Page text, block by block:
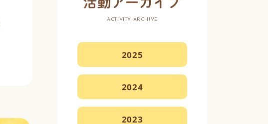
ACTIVITY ARCHIVE
2025
2024
2023